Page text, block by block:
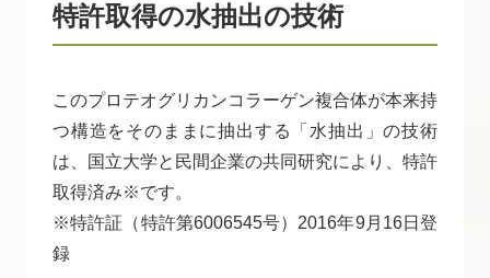
特許取得の水抽出の技術
このプロテオグリカンコラーゲン複合体が本来持
つ構造をそのままに抽出する「水抽出」の技術
は、国立大学と民間企業の共同研究により、特許
取得済み※です。
※特許証（特許第6006545号）2016年9月16日登
録